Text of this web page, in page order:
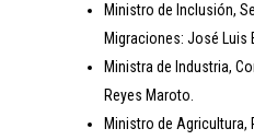
Ministro de Inclusión,
Migraciones: José Luis
Ministra de Industria,
Reyes Maroto.
Ministro de